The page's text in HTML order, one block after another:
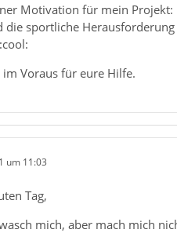
Motivation für mein Projekt:
die sportliche
im Voraus für eure Hilfe.
um 11:03
Tag,
mich, aber mach mich